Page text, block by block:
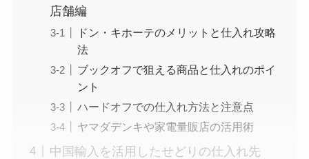
店舗編
ドン・キホーテのメリットと仕入れ攻略
法
ブックオフで狙える商品と仕入れのポイ
ント
ハードオフでの仕入れ方法と注意点
ヤマダデンキや家電量販店の活用術
中国輸入を活用したせどりの仕入れ先